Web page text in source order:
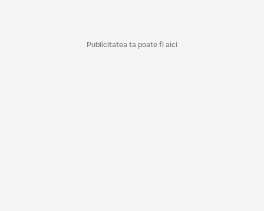
Publicitatea ta poate fi aici